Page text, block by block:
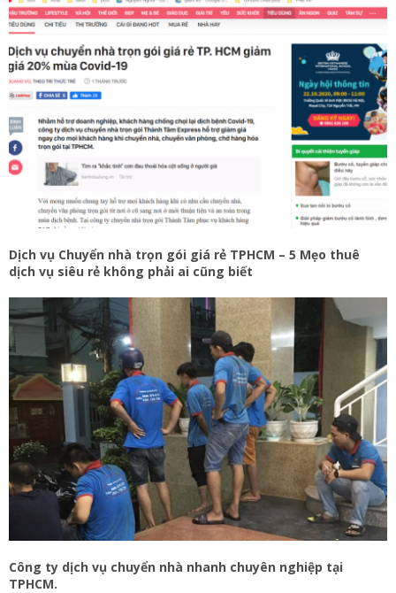
Dịch vụ Chuyển nhà trọn gói giá rẻ TPHCM – 5 Mẹo thuê
dịch vụ siêu rẻ không phải ai cũng biết
Công ty dịch vụ chuyển nhà nhanh chuyên nghiệp tại
TPHCM.